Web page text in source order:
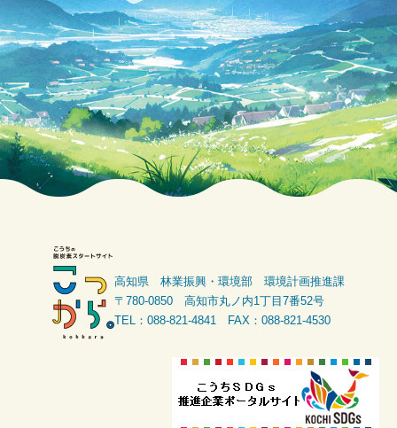
k
高知県 林業振興・環境部 環境計画推進課
〒780-0850 高知市丸ノ内1丁目7番52号
TEL：088-821-4841 FAX：088-821-4530